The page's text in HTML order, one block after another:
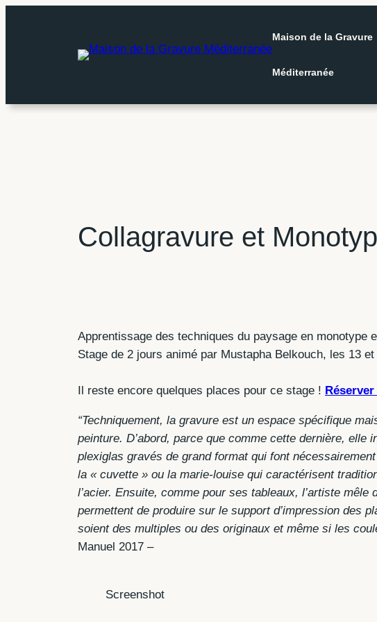
Maison de la Gravure
Méditerranée
Collagravure et
Apprentissage des techniques du paysage en monotype
Stage de 2 jours animé par Mustapha Belkouch, les 13
Il reste encore quelques places pour ce stage !
“Techniquement, la gravure est un espace spécifique
peinture. D’abord, parce que comme cette dernière,
plexiglas gravés de grand format qui font
la « cuvette » ou la marie-louise qui caractérisent
l’acier. Ensuite, comme pour ses tableaux, l’artiste
permettent de produire sur le support d’impression des
soient des multiples ou des originaux et même si les
Manuel 2017 –
Screenshot